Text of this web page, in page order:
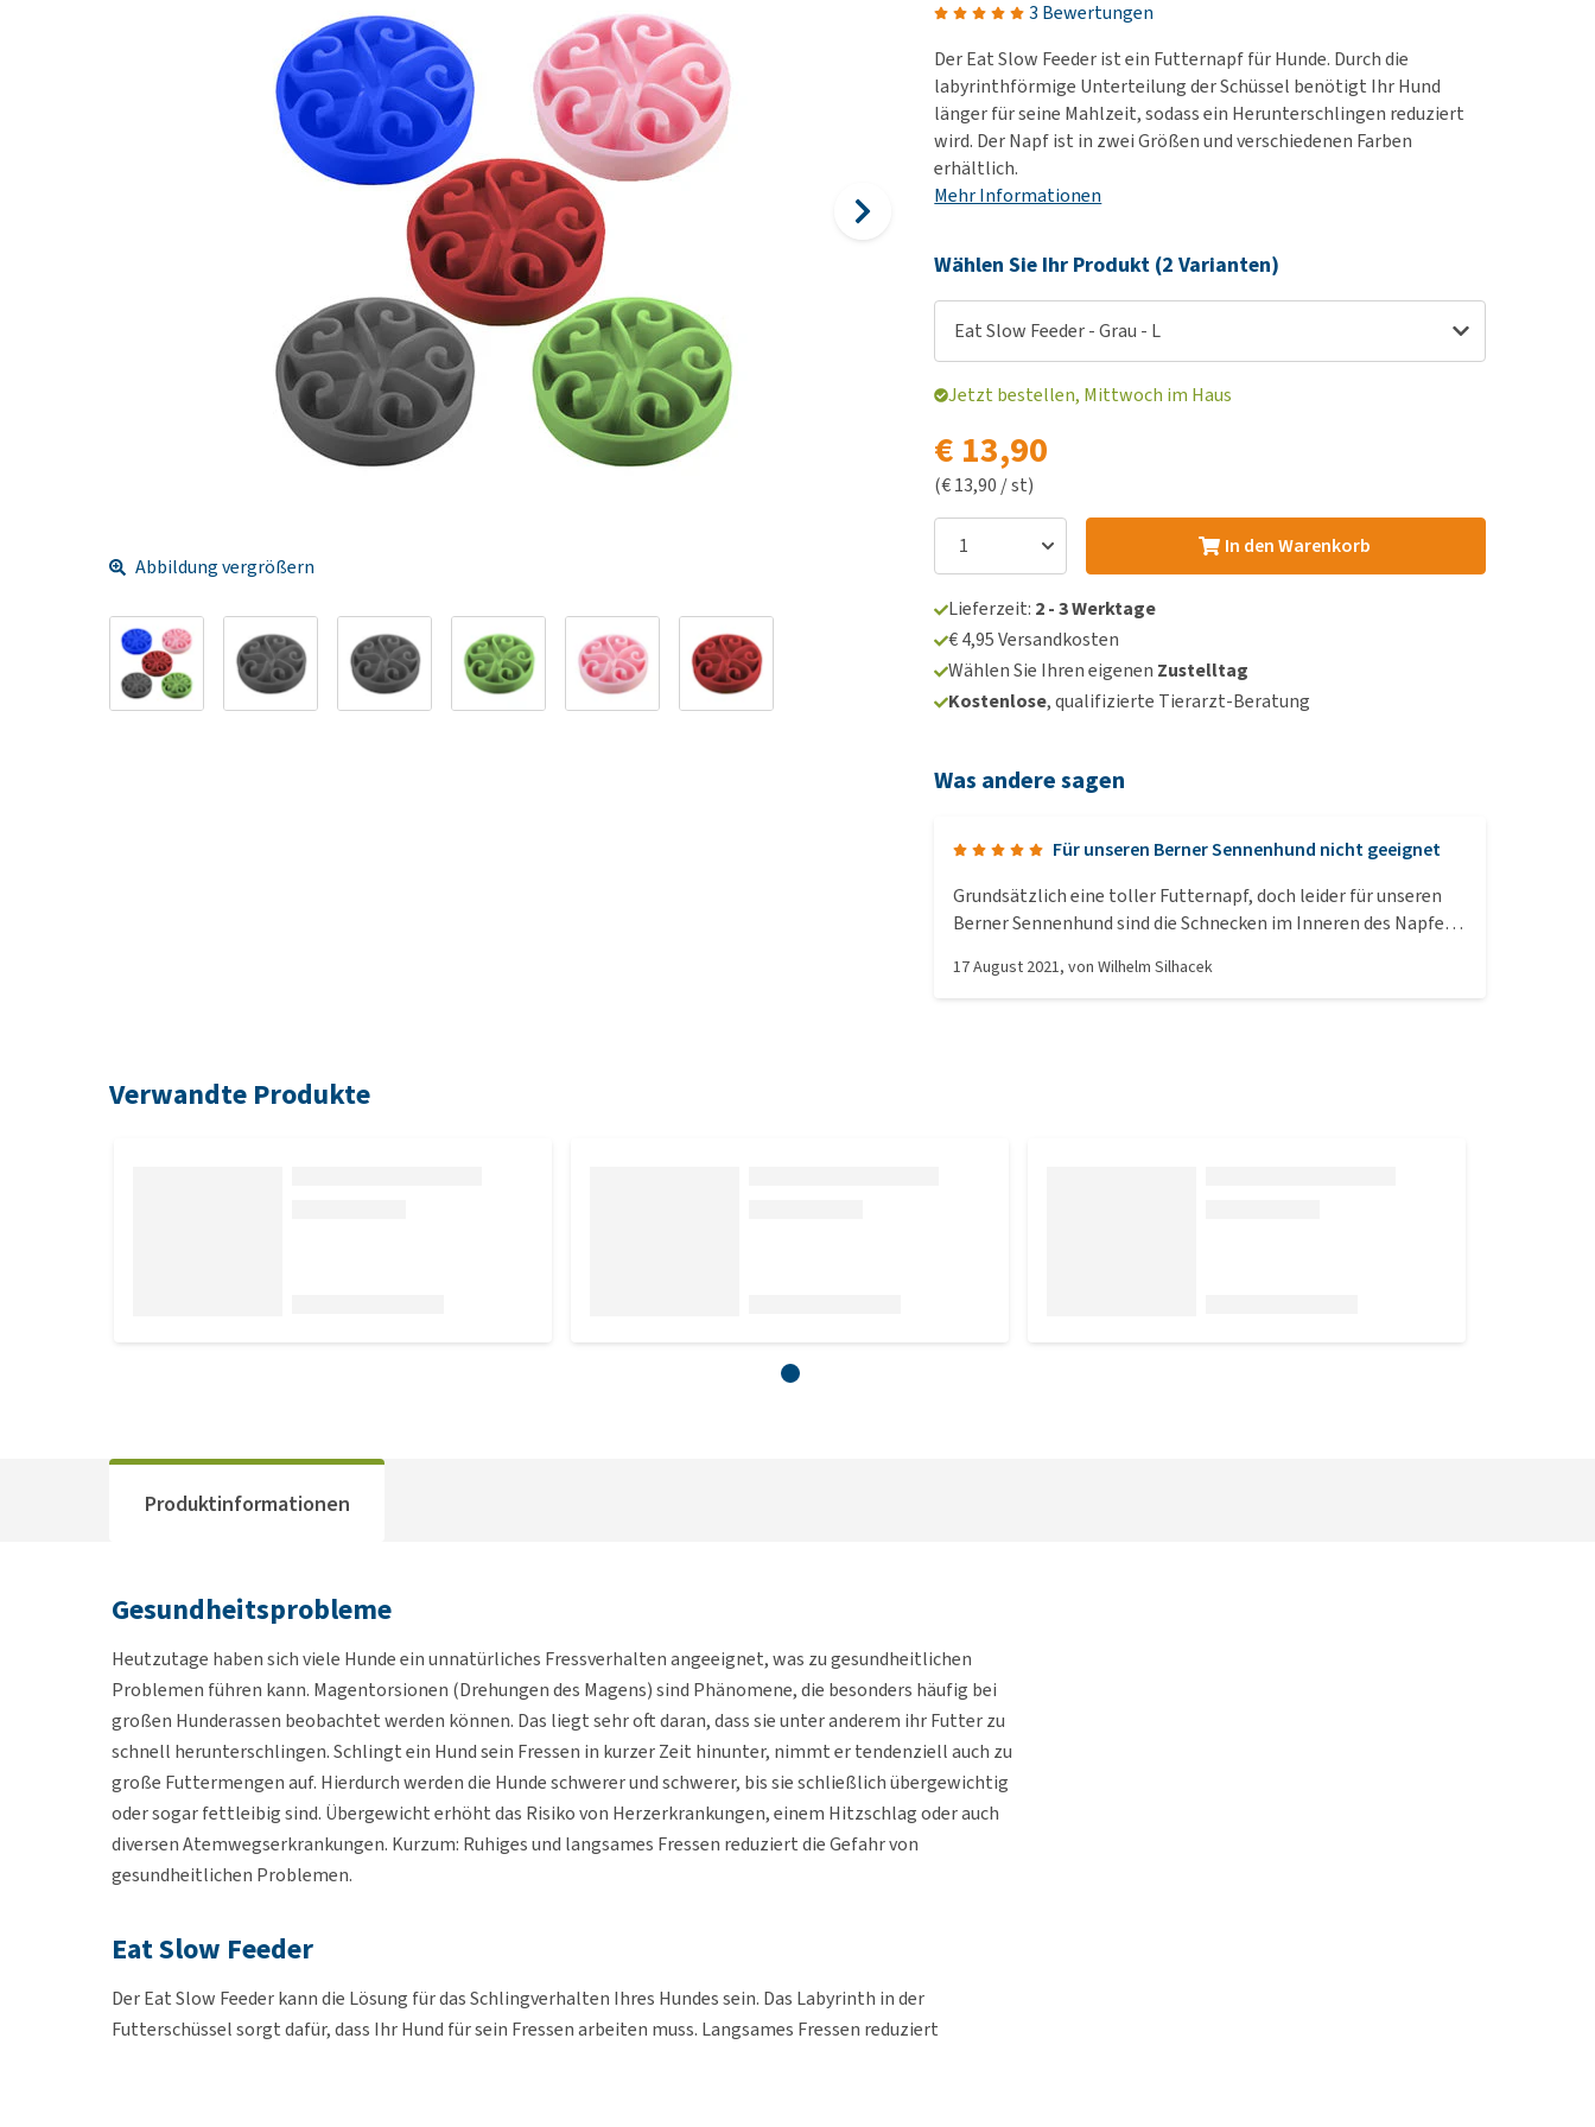
Alles ansehen
Training
Hundekotbeutel und
Halter
Alles ansehen
Alles ansehen
Harn-, Nieren- und
Haut-/Fellprobleme und
Juckreiz
Nierenproblemen
Alles ansehen
3 Bewertungen
Der Eat Slow Feeder ist ein Futternapf für Hunde. Durch die
labyrinthförmige Unterteilung der Schüssel benötigt Ihr Hund
länger für seine Mahlzeit, sodass ein Herunterschlingen reduziert
wird. Der Napf ist in zwei Größen und verschiedenen Farben
erhältlich.
Mehr Informationen
Abbildung vergrößern
Wählen Sie Ihr Produkt (2 Varianten)
Eat Slow Feeder - Grau - L
Jetzt bestellen, Mittwoch im Haus
€ 13,90
(€ 13,90 / st)
In den Warenkorb
Lieferzeit: 2 - 3 Werktage
€ 4,95 Versandkosten
Wählen Sie Ihren eigenen Zustelltag
Kostenlose, qualifizierte Tierarzt-Beratung
Was andere sagen
Für unseren Berner Sennenhund nicht geeignet
Grundsätzlich eine toller Futternapf, doch leider für unseren
Berner Sennenhund sind die Schnecken im Inneren des Napfes
dadurch nur eine Quälereien für ihm beim Fressen.
17 August 2021, vonWilhelm Silhacek
Verwandte Produkte
Produktinformationen
Gesundheitsprobleme
Heutzutage haben sich viele Hunde ein unnatürliches Fressverhalten angeeignet, was zu gesundheitlichen
Problemen führen kann. Magentorsionen (Drehungen des Magens) sind Phänomene, die besonders häufig bei
großen Hunderassen beobachtet werden können. Das liegt sehr oft daran, dass sie unter anderem ihr Futter zu
schnell herunterschlingen. Schlingt ein Hund sein Fressen in kurzer Zeit hinunter, nimmt er tendenziell auch zu
große Futtermengen auf. Hierdurch werden die Hunde schwerer und schwerer, bis sie schließlich übergewichtig
oder sogar fettleibig sind. Übergewicht erhöht das Risiko von Herzerkrankungen, einem Hitzschlag oder auch
diversen Atemwegserkrankungen. Kurzum: Ruhiges und langsames Fressen reduziert die Gefahr von
gesundheitlichen Problemen.
Eat Slow Feeder
Der Eat Slow Feeder kann die Lösung für das Schlingverhalten Ihres Hundes sein. Das Labyrinth in der
Futterschüssel sorgt dafür, dass Ihr Hund für sein Fressen arbeiten muss. Langsames Fressen reduziert